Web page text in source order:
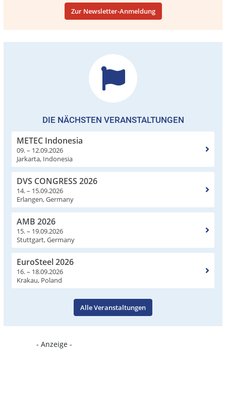
Zur Newsletter-Anmeldung
DIE NÄCHSTEN VERANSTALTUNGEN
METEC Indonesia
09. – 12.09.2026
Jarkarta, Indonesia
DVS CONGRESS 2026
14. – 15.09.2026
Erlangen, Germany
AMB 2026
15. – 19.09.2026
Stuttgart, Germany
EuroSteel 2026
16. – 18.09.2026
Krakau, Poland
Alle Veranstaltungen
- Anzeige -